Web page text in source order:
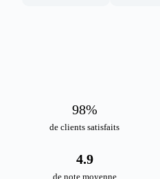
de clients satisfaits
98%
de note moyenne
4.9